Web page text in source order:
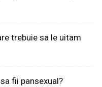
trebuie sa le uitam
fii pansexual?